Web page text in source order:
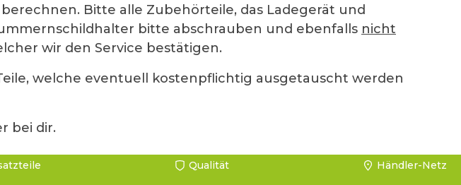
Bitte alle Zubehörteile, das Ladegerät und
bitte abschrauben und ebenfalls nicht
wir den Service bestätigen.
welche eventuell kostenpflichtig ausgetauscht werden
bei dir.
Qualität Händler-Netz